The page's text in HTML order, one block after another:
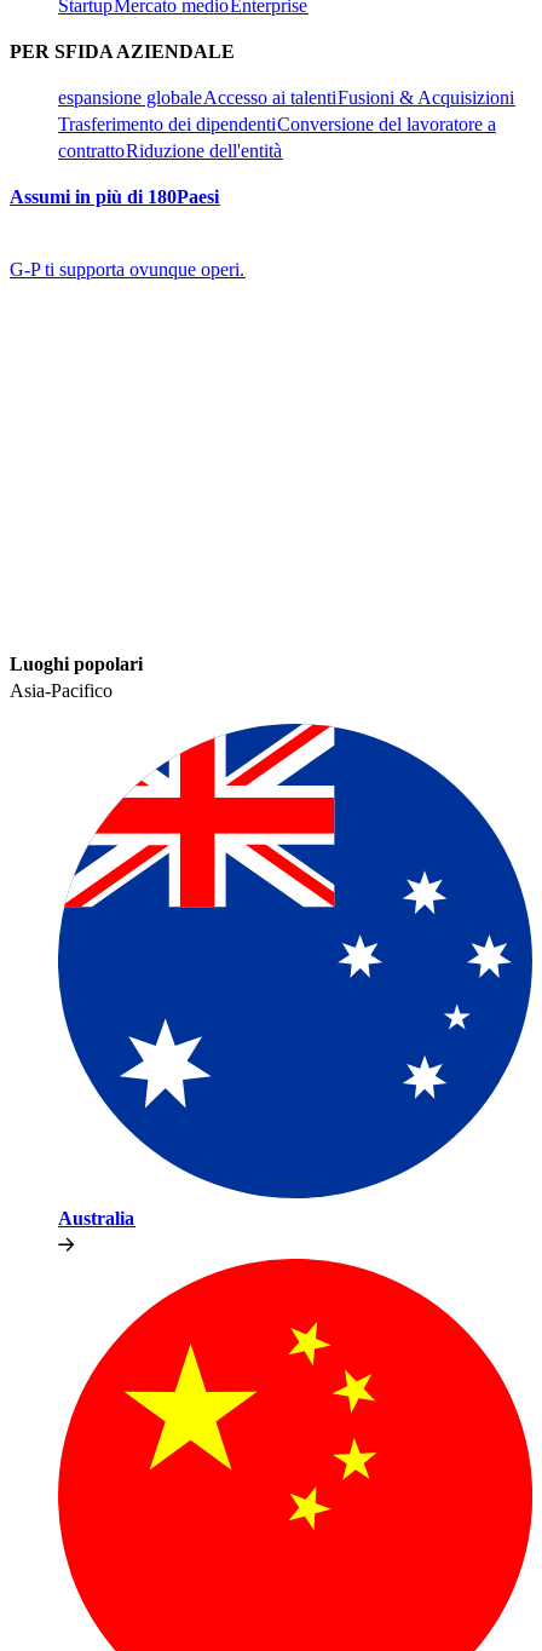
Startup​​Mercato medio​​ Enterprise​​
PER SFIDA AZIENDALE​​
espansione globale​​Accesso ai talenti​​Fusioni & Acquisizioni​​
Trasferimento dei dipendenti​​Conversione del lavoratore a
contratto​​Riduzione dell'entità​​
Assumi in più di 180Paesi​​
G-P ti supporta ovunque operi.​​
Luoghi popolari​​
Asia-Pacifico​​
Australia​​